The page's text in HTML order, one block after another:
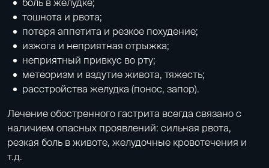
боль в желудке;
тошнота и рвота;
потеря аппетита и резкое похудение;
изжога и неприятная отрыжка;
неприятный привкус во рту;
метеоризм и вздутие живота, тяжесть;
расстройства желудка (понос, запор).
Лечение обостренного гастрита всегда связано с
наличием опасных проявлений: сильная рвота,
резкая боль в животе, желудочные кровотечения и
т.д.